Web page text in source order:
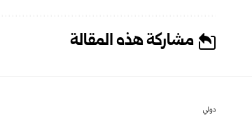
مشاركة هذه المقالة
دولي